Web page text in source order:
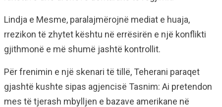
Lindja e Mesme, paralajmërojnë mediat e huaja,
rrezikon të zhytet kështu në errësirën e një konflikti
gjithmonë e më shumë jashtë kontrollit.
Për frenimin e një skenari të tillë, Teherani paraqet
gjashtë kushte sipas agjencisë Tasnim: Ai pretendon
mes të tjerash mbylljen e bazave amerikane në